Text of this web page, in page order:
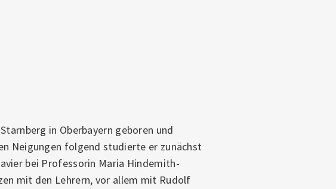
in Oberbayern geboren und
Neigungen folgend studierte er zunächst
bei Professorin Maria Hindemith-
mit den Lehrern, vor allem mit Rudolf